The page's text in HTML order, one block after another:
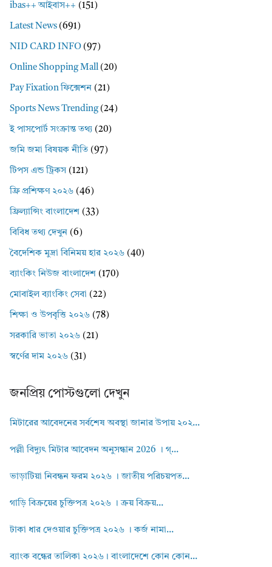
ibas++ আইবাস++ (151)
Latest News (691)
NID CARD INFO (97)
Online Shopping Mall (20)
Pay Fixation ফিক্সেশন (21)
Sports News Trending(24)
ই পাসপোর্ট সংক্রান্ত তথ্য (20)
জমি জমা বিষয়ক নীতি (97)
টিপস এন্ড ট্রিকস (121)
ফ্রি প্রশিক্ষণ ২০২৬ (46)
ফ্রিল্যান্সিং বাংলাদেশ (33)
বিবিধ তথ্য দেখুন (6)
বৈদেশিক মুদ্রা বিনিময় হার ২০২৬ (40)
ব্যাংকিং নিউজ বাংলাদেশ (170)
মোবাইল ব্যাংকিং সেবা (22)
শিক্ষা ও উপবৃত্তি ২০২৬ (78)
সরকারি ভাতা ২০২৬ (21)
স্বর্ণের দাম ২০২৬ (31)
জনপ্রিয় পোস্টগুলো দেখুন
মিটারের আবেদনের সর্বশেষ অবস্থা জানার উপায় ২০২...
পল্লী বিদ্যুৎ মিটার আবেদন অনুসন্ধান 2026 । গ্...
ভাড়াটিয়া নিবন্ধন ফরম ২০২৬ । জাতীয় পরিচয়পত...
গাড়ি বিক্রয়ের চুক্তিপত্র ২০২৬ । ক্রয় বিক্রয়...
টাকা ধার দেওয়ার চুক্তিপত্র ২০২৬ । কর্জ নামা...
ব্যাংক বন্ধের তালিকা ২০২৬। বাংলাদেশে কোন কোন...